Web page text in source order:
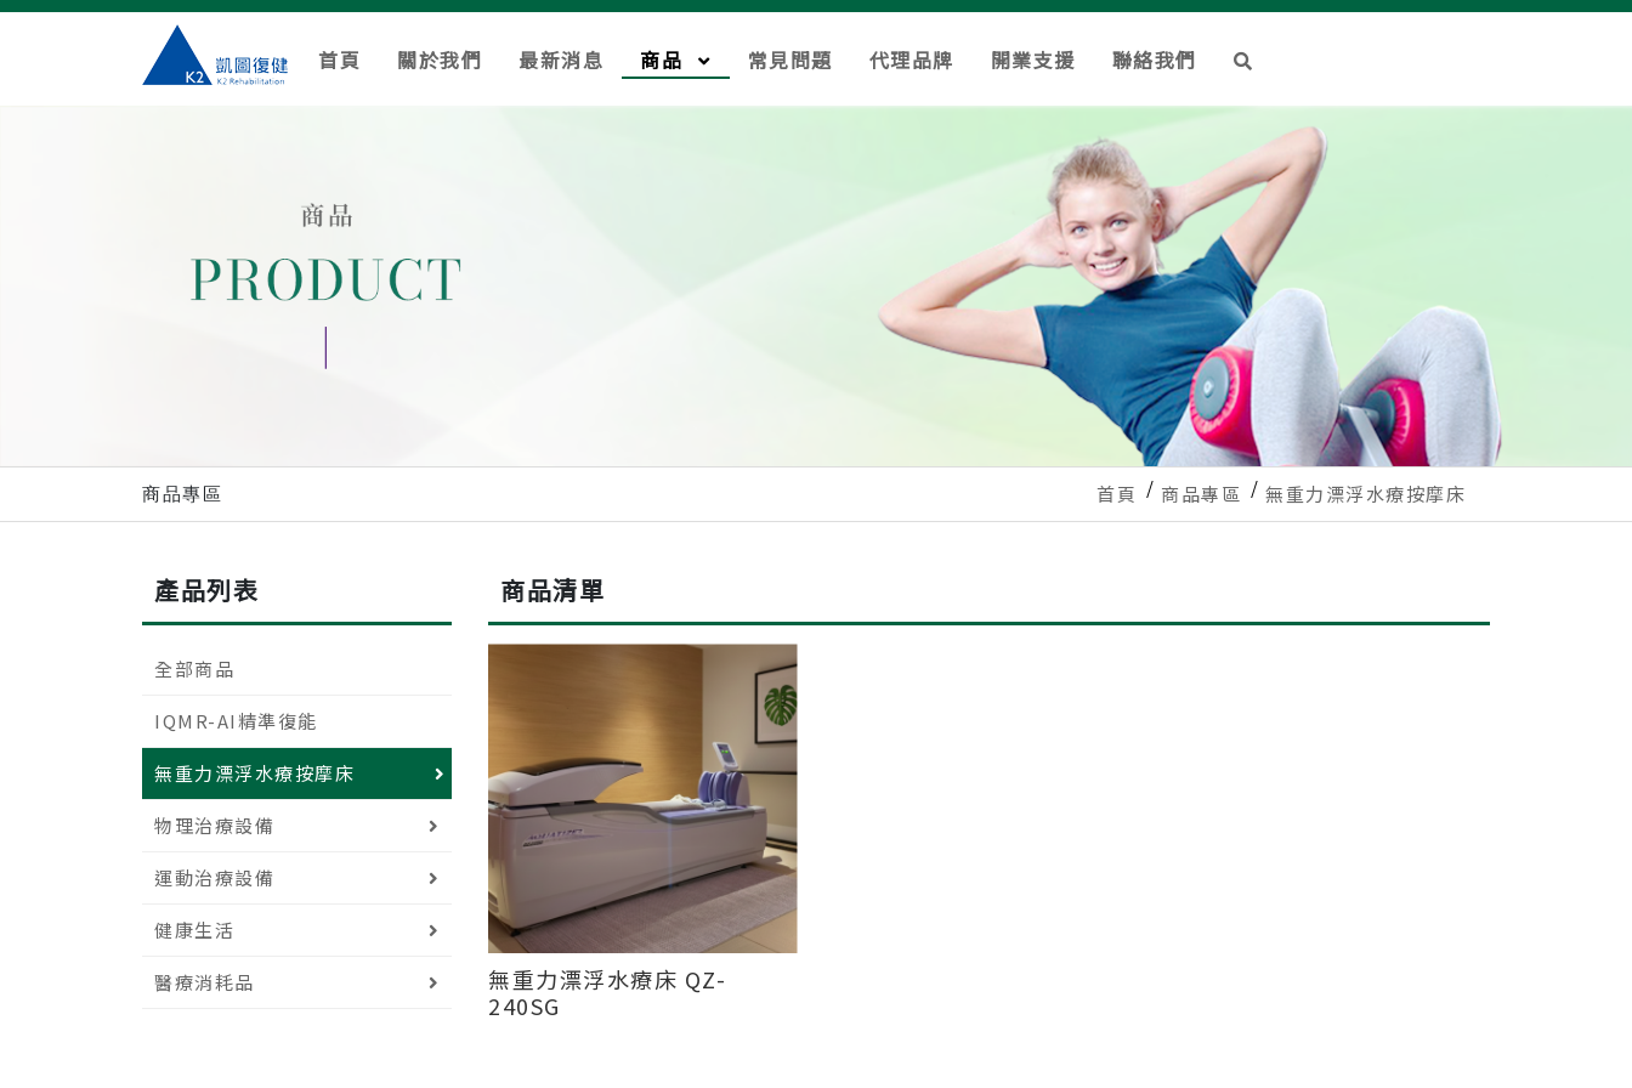
首頁 關於我們 最新消息 商品 常見問題 代理品牌 開業支援 聯絡我們
商品專區 首頁 商品專區 無重力漂浮水療按摩床
產品列表
全部商品
IQMR-AI精準復能
無重力漂浮水療按摩床
物理治療設備
運動治療設備
健康生活
醫療消耗品
商品清單
無重力漂浮水療床 QZ-
240SG